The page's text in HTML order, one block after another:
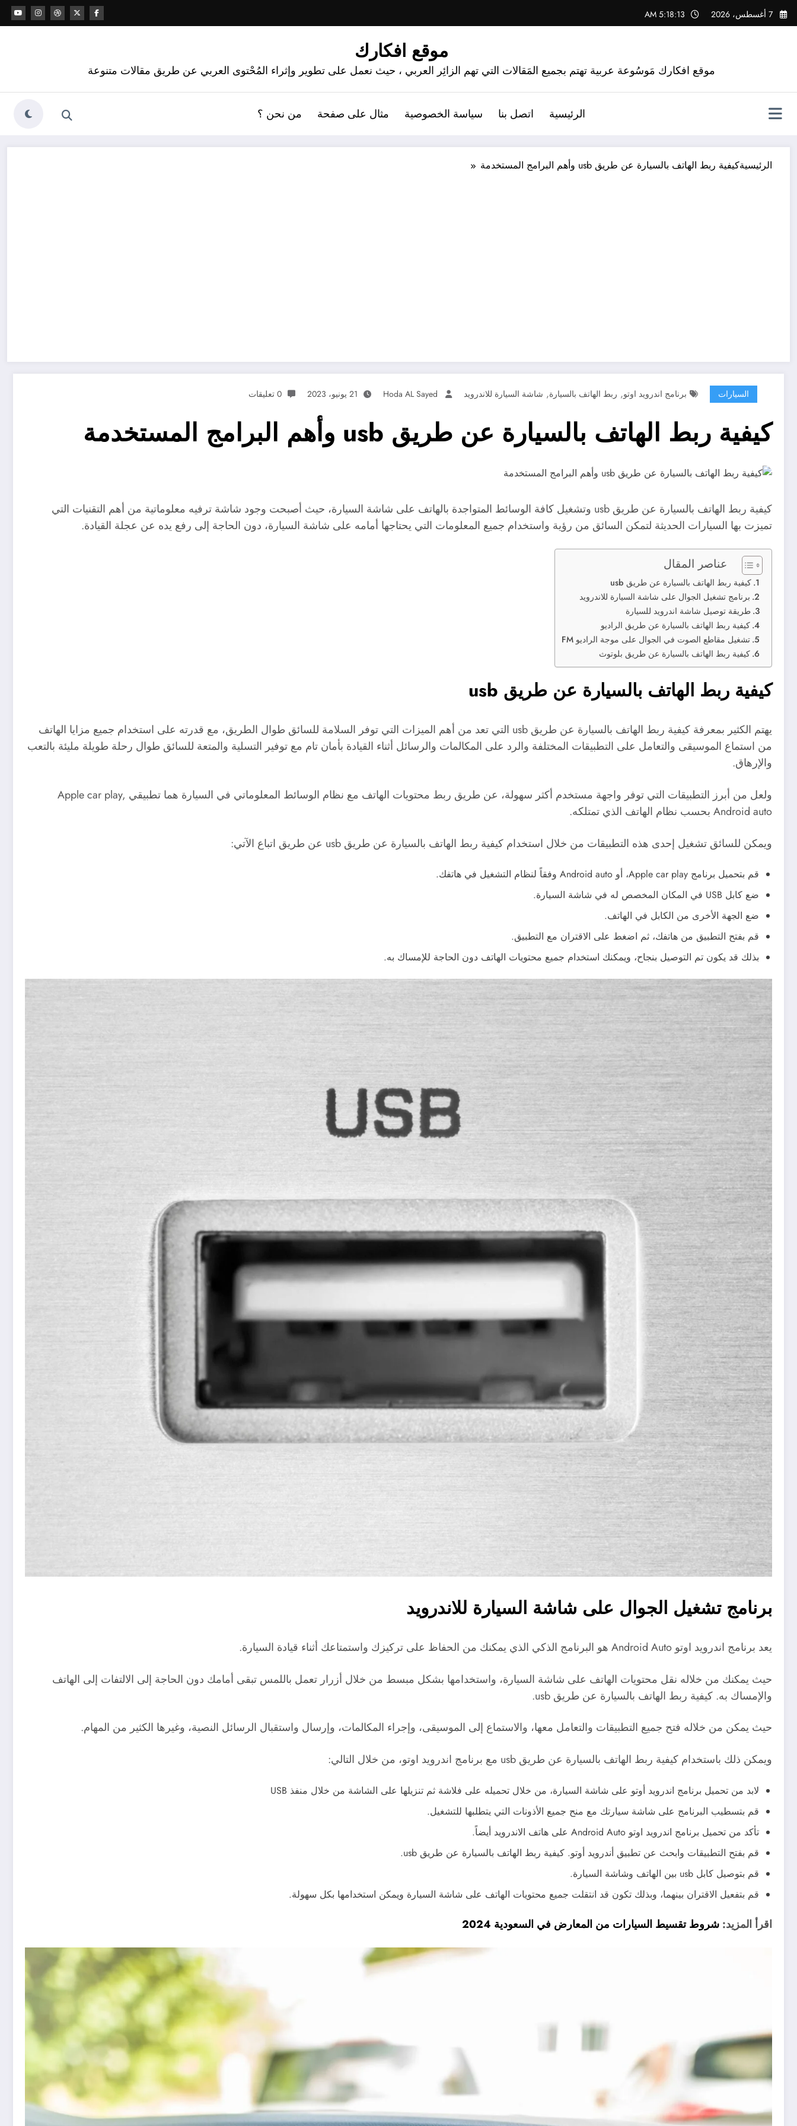
التجاوز
إلى
7 أغسطس، 2026 5:18:15 AM
موقع افكارك
موقع افكارك مَوسُوعة عربية تهتم بجميع المَقالات التي تهم الزائِر العربي ، حيث نعمل على تطوير وإثراء المُحْتوى العربي عن طريق مقالات متنوعة
الرئيسية اتصل بنا سياسة الخصوصية مثال على صفحة من نحن ؟
الرئيسيةكيفية ربط الهاتف بالسيارة عن طريق usb وأهم البرامج المستخدمة
السيارات برنامج اندرويد اوتو, ربط الهاتف بالسيارة, شاشة السيارة للاندرويد Hoda AL Sayed 21 يونيو، 2023 0 تعليقات
كيفية ربط الهاتف بالسيارة عن طريق usb وأهم البرامج المستخدمة
كيفية ربط الهاتف بالسيارة عن طريق usb وتشغيل كافة الوسائط المتواجدة بالهاتف على شاشة السيارة، حيث أصبحت وجود شاشة ترفيه معلوماتية من أهم التقنيات التي
تميزت بها السيارات الحديثة لتمكن السائق من رؤية واستخدام جميع المعلومات التي يحتاجها أمامه على شاشة السيارة، دون الحاجة إلى رفع يده عن عجلة القيادة.
عناصر المقال
كيفية ربط الهاتف بالسيارة عن طريق usb
برنامج تشغيل الجوال على شاشة السيارة للاندرويد
طريقة توصيل شاشة اندرويد للسيارة
كيفية ربط الهاتف بالسيارة عن طريق الراديو
تشغيل مقاطع الصوت في الجوال على موجة الراديو FM
كيفية ربط الهاتف بالسيارة عن طريق بلوتوث
كيفية ربط الهاتف بالسيارة عن طريق usb
يهتم الكثير بمعرفة كيفية ربط الهاتف بالسيارة عن طريق usb التي تعد من أهم الميزات التي توفر السلامة للسائق طوال الطريق، مع قدرته على استخدام جميع مزايا الهاتف
من استماع الموسيقى والتعامل على التطبيقات المختلفة والرد على المكالمات والرسائل أثناء القيادة بأمان تام مع توفير التسلية والمتعة للسائق طوال رحلة طويلة مليئة بالتعب
والإرهاق.
ولعل من أبرز التطبيقات التي توفر واجهة مستخدم أكثر سهولة، عن طريق ربط محتويات الهاتف مع نظام الوسائط المعلوماتي في السيارة هما تطبيقي Apple car play,
Android auto بحسب نظام الهاتف الذي تمتلكه.
ويمكن للسائق تشغيل إحدى هذه التطبيقات من خلال استخدام كيفية ربط الهاتف بالسيارة عن طريق usb عن طريق اتباع الآتي:
قم بتحميل برنامج Apple car play، أو Android auto وفقاً لنظام التشغيل في هاتفك.
ضع كابل USB في المكان المخصص له في شاشة السيارة.
ضع الجهة الأخرى من الكابل في الهاتف.
قم بفتح التطبيق من هاتفك، ثم اضغط على الاقتران مع التطبيق.
بذلك قد يكون تم التوصيل بنجاح، ويمكنك استخدام جميع محتويات الهاتف دون الحاجة للإمساك به.
برنامج تشغيل الجوال على شاشة السيارة للاندرويد
يعد برنامج اندرويد اوتو Android Auto هو البرنامج الذكي الذي يمكنك من الحفاظ على تركيزك واستمتاعك أثناء قيادة السيارة.
حيث يمكنك من خلاله نقل محتويات الهاتف على شاشة السيارة، واستخدامها بشكل مبسط من خلال أزرار تعمل باللمس تبقى أمامك دون الحاجة إلى الالتفات إلى الهاتف
والإمساك به. كيفية ربط الهاتف بالسيارة عن طريق usb.
حيث يمكن من خلاله فتح جميع التطبيقات والتعامل معها، والاستماع إلى الموسيقى، وإجراء المكالمات، وإرسال واستقبال الرسائل النصية، وغيرها الكثير من المهام.
ويمكن ذلك باستخدام كيفية ربط الهاتف بالسيارة عن طريق usb مع برنامج اندرويد اوتو، من خلال التالي:
لابد من تحميل برنامج اندرويد أوتو على شاشة السيارة، من خلال تحميله على فلاشة ثم تنزيلها على الشاشة من خلال منفذ USB
قم بتسطيب البرنامج على شاشة سيارتك مع منح جميع الأذونات التي يتطلبها للتشغيل.
تأكد من تحميل برنامج اندرويد اوتو Android Auto على هاتف الاندرويد أيضاً.
قم بفتح التطبيقات وابحث عن تطبيق أندرويد أوتو. كيفية ربط الهاتف بالسيارة عن طريق usb.
قم بتوصيل كابل usb بين الهاتف وشاشة السيارة.
قم بتفعيل الاقتران بينهما، وبذلك تكون قد انتقلت جميع محتويات الهاتف على شاشة السيارة ويمكن استخدامها بكل سهولة.
اقرأ المزيد: شروط تقسيط السيارات من المعارض في السعودية 2024